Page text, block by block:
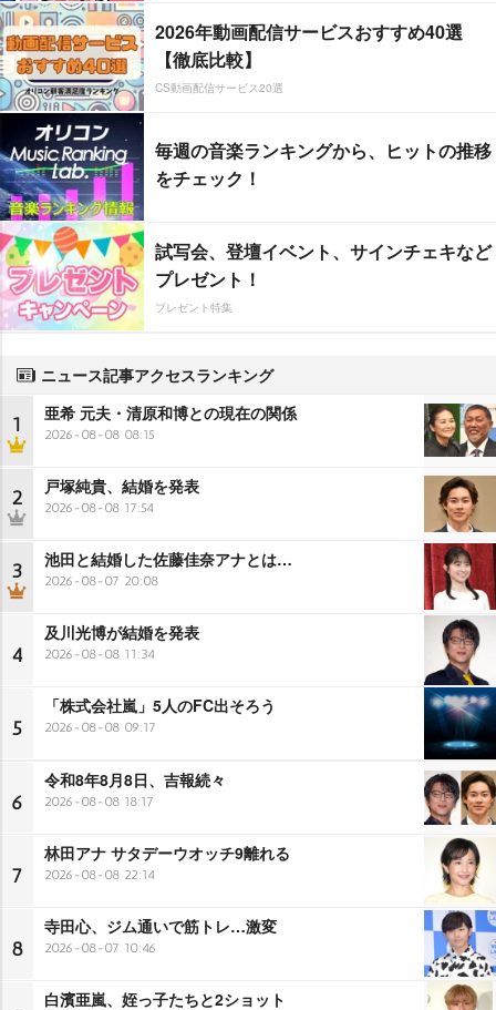
2026年動画配信サービスおすすめ40選
【徹底比較】
CS動画配信サービス20選
毎週の音楽ランキングから、ヒットの推移
をチェック！
試写会、登壇イベント、サインチェキなど
プレゼント！
プレゼント特集
ニュース記事アクセスランキング
1 亜希 元夫・清原和博との現在の関係
2026-08-08 08:15
2 戸塚純貴、結婚を発表
2026-08-08 17:54
3 池田と結婚した佐藤佳奈アナとは…
2026-08-07 20:08
4
及川光博が結婚を発表
2026-08-08 11:34
5
「株式会社嵐」5人のFC出そろう
2026-08-08 09:17
6
令和8年8月8日、吉報続々
2026-08-08 18:17
7
林田アナ サタデーウオッチ9離れる
2026-08-08 22:14
8
寺田心、ジム通いで筋トレ…激変
2026-08-07 10:46
白濱亜嵐、姪っ子たちと2ショット